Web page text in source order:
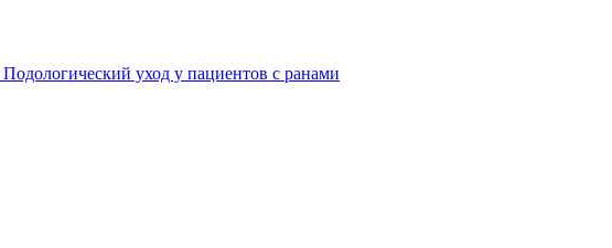
Подологический уход у пациентов с ранами